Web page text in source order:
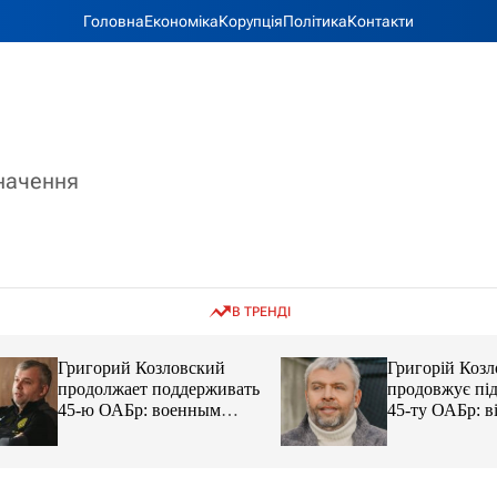
ГоловнаЕкономікаКорупціяПолітикаКонтакти
В ТРЕНДІ
Григорий Козловский
продолжает поддерживать
45-ю ОАБр: военным
передали электробайки
Григорій
продовжує
45-ту ОАБр:
передали